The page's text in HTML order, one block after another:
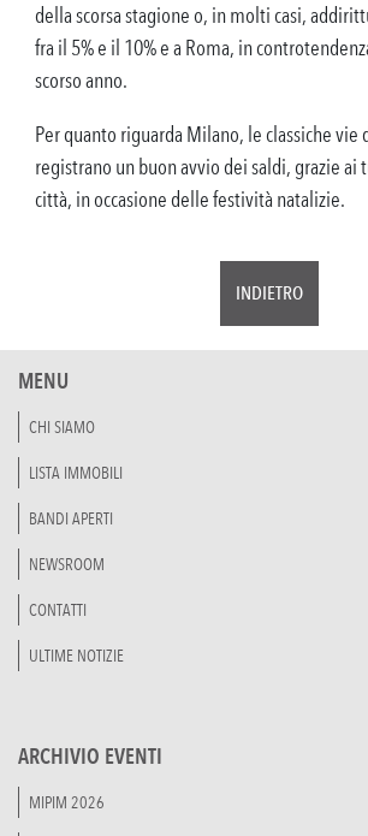
della scorsa stagione o, in molti casi,
fra il 5% e il 10% e a Roma, in
scorso anno.
Per quanto riguarda Milano, le classiche vie
registrano un buon avvio dei saldi, grazie
città, in occasione delle festività natalizie.
INDIETRO
MENU
CHI SIAMO
LISTA IMMOBILI
BANDI APERTI
NEWSROOM
CONTATTI
ULTIME NOTIZIE
ARCHIVIO EVENTI
MIPIM 2026